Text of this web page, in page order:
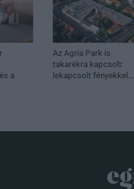
a
Az Agria Park is
takarékra kapcsolt:
lekapcsolt fényekkel...